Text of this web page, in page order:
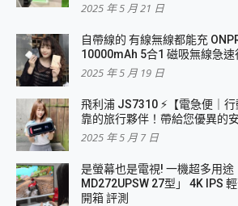
2025 年 5 月 21 日
自帶線的 有線無線都能充
10000mAh 5合1 磁吸無線急速
2025 年 5 月 19 日
飛利浦 JS7310 ⚡【電急便｜
靠的旅行夥伴！帶給您優異的
2025 年 5 月 7 日
是螢幕也是電視! 一機超多用
MD272UPSW 27型」 4K IPS
開箱 評測